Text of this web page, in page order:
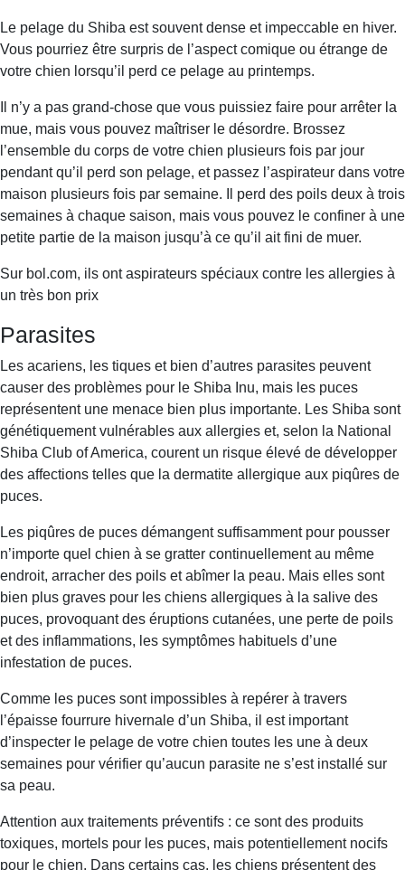
Le pelage du Shiba est souvent dense et impeccable en hiver.
Vous pourriez être surpris de l’aspect comique ou étrange de
votre chien lorsqu’il perd ce pelage au printemps.
Il n’y a pas grand-chose que vous puissiez faire pour arrêter la
mue, mais vous pouvez maîtriser le désordre. Brossez
l’ensemble du corps de votre chien plusieurs fois par jour
pendant qu’il perd son pelage, et passez l’aspirateur dans votre
maison plusieurs fois par semaine. Il perd des poils deux à trois
semaines à chaque saison, mais vous pouvez le confiner à une
petite partie de la maison jusqu’à ce qu’il ait fini de muer.
Sur bol.com, ils ont aspirateurs spéciaux contre les allergies à
un très bon prix
Parasites
Les acariens, les tiques et bien d’autres parasites peuvent
causer des problèmes pour le Shiba Inu, mais les puces
représentent une menace bien plus importante. Les Shiba sont
génétiquement vulnérables aux allergies et, selon la National
Shiba Club of America, courent un risque élevé de développer
des affections telles que la dermatite allergique aux piqûres de
puces.
Les piqûres de puces démangent suffisamment pour pousser
n’importe quel chien à se gratter continuellement au même
endroit, arracher des poils et abîmer la peau. Mais elles sont
bien plus graves pour les chiens allergiques à la salive des
puces, provoquant des éruptions cutanées, une perte de poils
et des inflammations, les symptômes habituels d’une
infestation de puces.
Comme les puces sont impossibles à repérer à travers
l’épaisse fourrure hivernale d’un Shiba, il est important
d’inspecter le pelage de votre chien toutes les une à deux
semaines pour vérifier qu’aucun parasite ne s’est installé sur
sa peau.
Attention aux traitements préventifs : ce sont des produits
toxiques, mortels pour les puces, mais potentiellement nocifs
pour le chien. Dans certains cas, les chiens présentent des